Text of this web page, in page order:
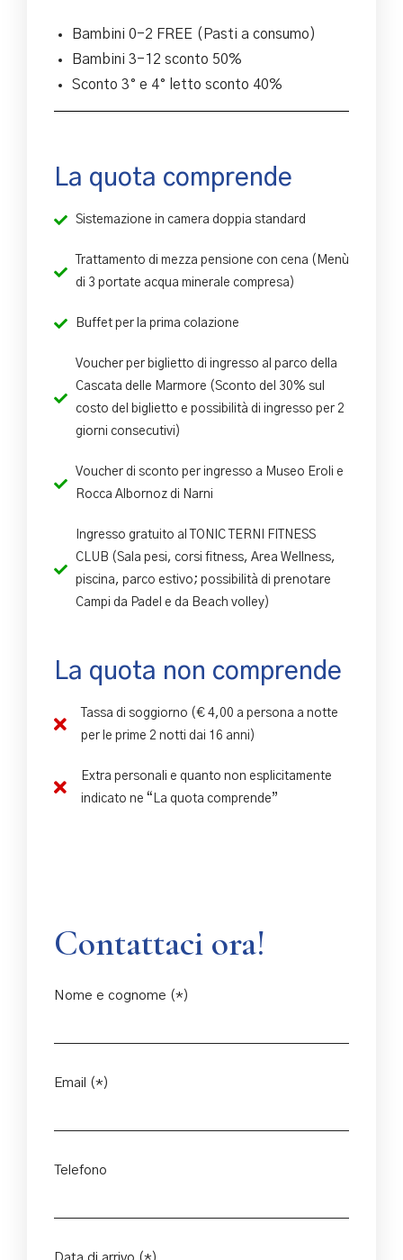
Bambini 0-2 FREE (Pasti a consumo)
Bambini 3-12 sconto 50%
Sconto 3° e 4° letto sconto 40%
La quota comprende
Sistemazione in camera doppia standard
Trattamento di mezza pensione con cena (Menù
di 3 portate acqua minerale compresa)
Buffet per la prima colazione
Voucher per biglietto di ingresso al parco della
Cascata delle Marmore (Sconto del 30% sul
costo del biglietto e possibilità di ingresso per 2
giorni consecutivi)
Voucher di sconto per ingresso a Museo Eroli e
Rocca Albornoz di Narni
Ingresso gratuito al TONIC TERNI FITNESS
CLUB (Sala pesi, corsi fitness, Area Wellness,
piscina, parco estivo; possibilità di prenotare
Campi da Padel e da Beach volley)
La quota non comprende
Tassa di soggiorno (€ 4,00 a persona a notte
per le prime 2 notti dai 16 anni)
Extra personali e quanto non esplicitamente
indicato ne “La quota comprende”
Contattaci ora!
Nome e cognome (*)
Email (*)
Telefono